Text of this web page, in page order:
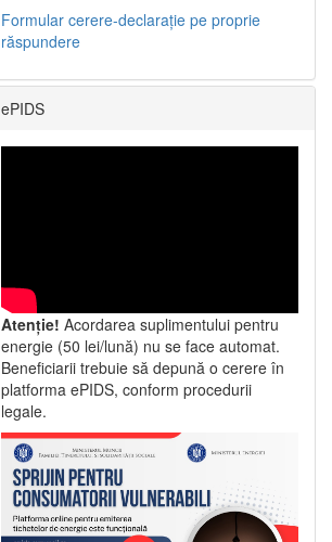
Formular cerere-declarație pe proprie
răspundere
ePIDS
Atenție! Acordarea suplimentului pentru
energie (50 lei/lună) nu se face automat.
Beneficiarii trebuie să depună o cerere în
platforma ePIDS, conform procedurii
legale.